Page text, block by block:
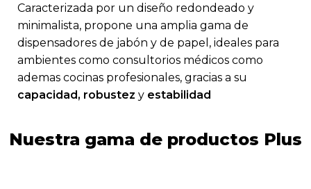
Caracterizada por un diseño redondeado y
minimalista, propone una amplia gama de
dispensadores de jabón y de papel, ideales para
ambientes como consultorios médicos como
ademas cocinas profesionales, gracias a su
capacidad, robustez y estabilidad
Nuestra gama de productos Plus